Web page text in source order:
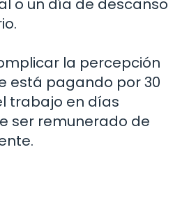
o un día de descanso
la percepción
está pagando por 30
trabajo en días
ser remunerado de